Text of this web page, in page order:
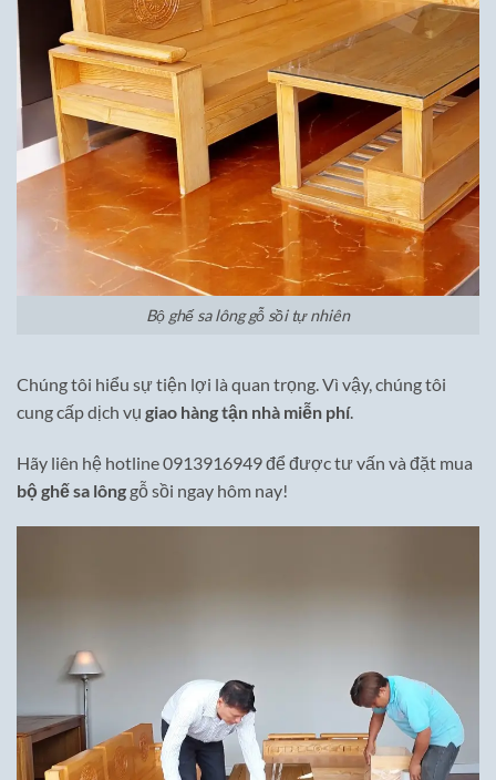
Bộ ghế sa lông gỗ sồi tự nhiên
Chúng tôi hiểu sự tiện lợi là quan trọng. Vì vậy, chúng tôi
cung cấp dịch vụ giao hàng tận nhà miễn phí.
Hãy liên hệ hotline 0913916949 để được tư vấn và đặt mua
bộ ghế sa lông gỗ sồi ngay hôm nay!